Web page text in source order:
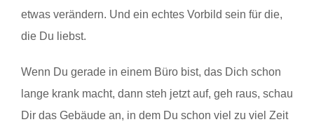
etwas verändern. Und ein echtes Vorbild sein für die,
die Du liebst.
Wenn Du gerade in einem Büro bist, das Dich schon
lange krank macht, dann steh jetzt auf, geh raus, schau
Dir das Gebäude an, in dem Du schon viel zu viel Zeit